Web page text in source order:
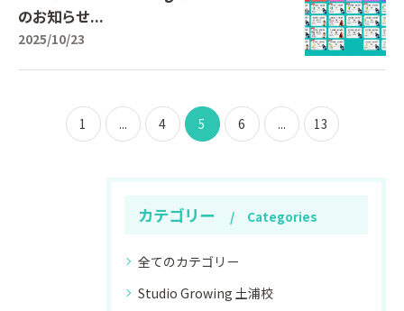
のお知らせ...
2025/10/23
1 ... 4 5 6 ... 13
カテゴリー Categories
全てのカテゴリー
Studio Growing 土浦校